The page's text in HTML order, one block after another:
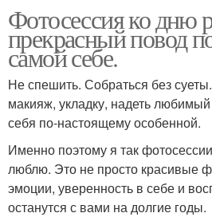
Фотосессия ко дню
прекрасный повод
самой себе.
Не спешить. Собраться без
макияж, укладку, надеть
себя по-настоящему особенной.
Именно поэтому я так
люблю. Это не просто красивые
эмоции, уверенность в себе и
останутся с вами на долгие годы.